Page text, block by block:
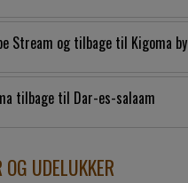
Stream og tilbage til Kigoma by
tilbage til Dar-es-salaam
UDELUKKER